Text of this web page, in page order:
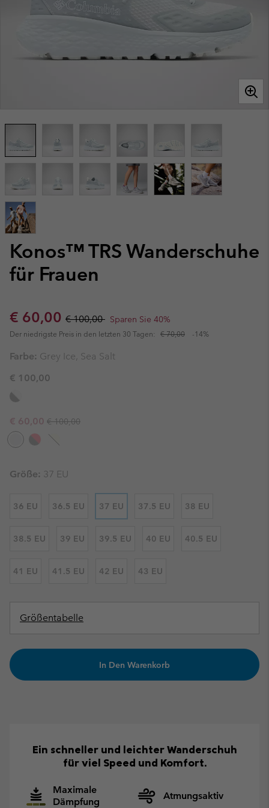
Konos™ TRS Wanderschuhe
für Frauen
Sale price:
€ 60,00 Regular price:
€ 100,00 Sparen Sie 40%
Der niedrigste Preis in den letzten 30 Tagen: € 70,00 -14%
Farbe: Grey Ice, Sea Salt
€ 100,00
Sale price:
€ 60,00 Regular price:
€ 100,00
Größe: 37 EU
36 EU 36.5 EU 37 EU 37.5 EU 38 EU
38.5 EU 39 EU 39.5 EU 40 EU 40.5 EU
41 EU 41.5 EU 42 EU 43 EU
Größentabelle
In Den Warenkorb
Ein schneller und leichter Wanderschuh
für viel Speed und Komfort.
Maximale
Dämpfung
Atmungsaktiv